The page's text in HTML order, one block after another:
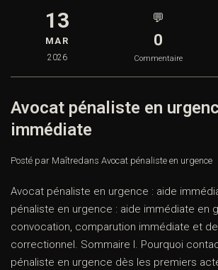
13
MAR
2026
💬
0
Commentaire
Avocat pénaliste en
immédiate
Posté par Maîtredans Avocat pénaliste en urgence
Avocat pénaliste en urgence : aide
pénaliste en urgence : aide immédiate en
convocation, comparution immédiate et
correctionnel. Sommaire I. Pourquoi
pénaliste en urgence dès les premiers